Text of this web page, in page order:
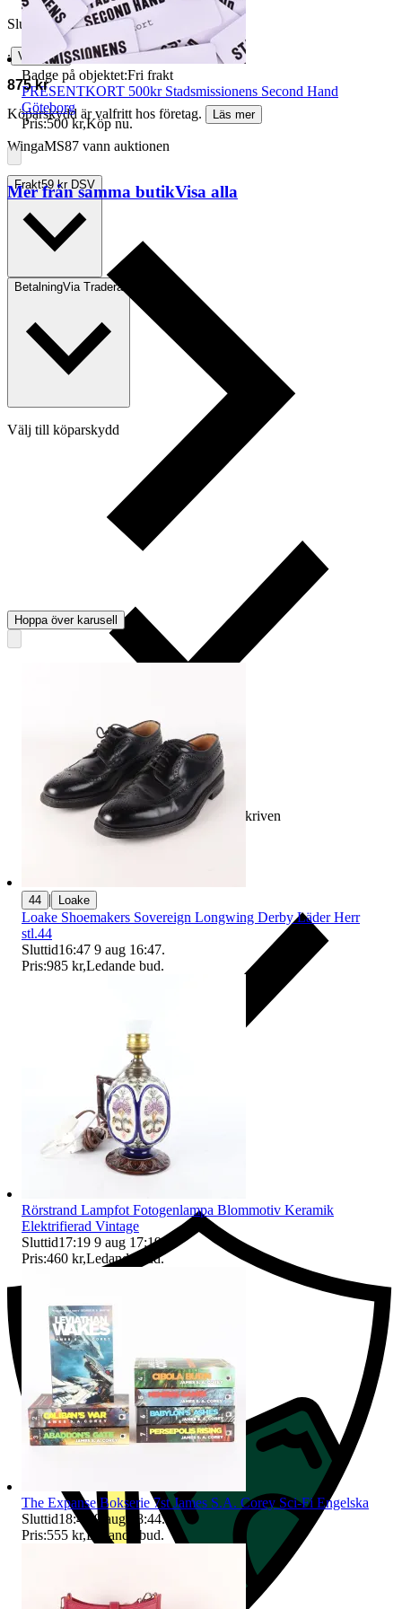
Slutpris
∙ Visa bud
875 kr
Köparskydd är valfritt hos företag.
Läs mer
WingaMS87 vann auktionen
Frakt59 kr DSV
BetalningVia Tradera
Välj till köparskydd
Ersättning om varan inte är som beskriven
Badge på objektet:Fri frakt
PRESENTKORT 500kr Stadsmissionens Second Hand
Göteborg
Pris:500 kr,Köp nu.
Mer från samma butikVisa alla
Hoppa över karusell
44 | Loake
Loake Shoemakers Sovereign Longwing Derby Läder Herr
stl.44
Sluttid16:47 9 aug 16:47.
Pris:985 kr,Ledande bud.
Rörstrand Lampfot Fotogenlampa Blommotiv Keramik
Elektrifierad Vintage
Sluttid17:19 9 aug 17:19.
Pris:460 kr,Ledande bud.
The Expanse Bokserie 7st James S.A. Corey Sci-Fi Engelska
Sluttid18:44 9 aug 18:44.
Pris:555 kr,Ledande bud.